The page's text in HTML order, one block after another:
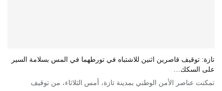
تازة: توقيف قاصرين اثنين للاشتباه في تورطهما في المس بسلامة السير
على السكك…
تمكنت عناصر الأمن الوطني بمدينة تازة، أمس الثلاثاء، من توقيف